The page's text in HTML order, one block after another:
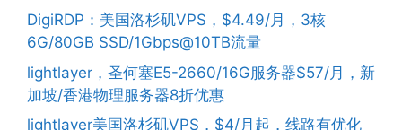
DigiRDP：美国洛杉矶VPS，$4.49/月，3核
6G/80GB SSD/1Gbps@10TB流量
lightlayer，圣何塞E5-2660/16G服务器$57/月，新
加坡/香港物理服务器8折优惠
lightlayer美国洛杉矶VPS，$4/月起，线路有优化